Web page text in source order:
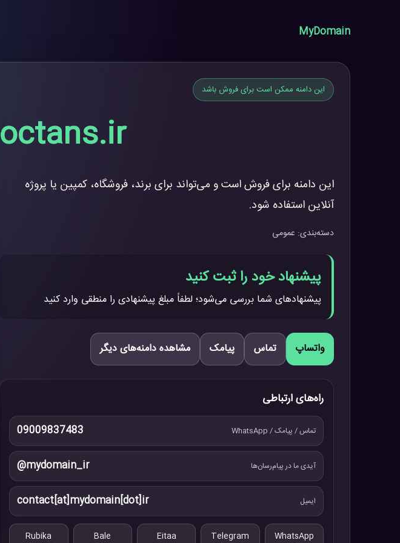
MyDomain
این دامنه ممکن است برای فروش باشد
octans.ir
این دامنه برای فروش است و می‌تواند برای برند، فروشگاه، کمپین یا پروژه
آنلاین استفاده شود.
دسته‌بندی: عمومی
پیشنهاد خود را ثبت کنید
پیشنهادهای شما بررسی می‌شود؛ لطفاً مبلغ پیشنهادی را منطقی وارد کنید
واتساپ تماس پیامک مشاهده دامنه‌های دیگر
راه‌های ارتباطی
تماس / پیامک / WhatsApp 09009837483
آیدی ما در پیام‌رسان‌ها @mydomain_ir
ایمیل contact[at]mydomain[dot]ir
WhatsApp
Telegram
Eitaa
Bale
Rubika